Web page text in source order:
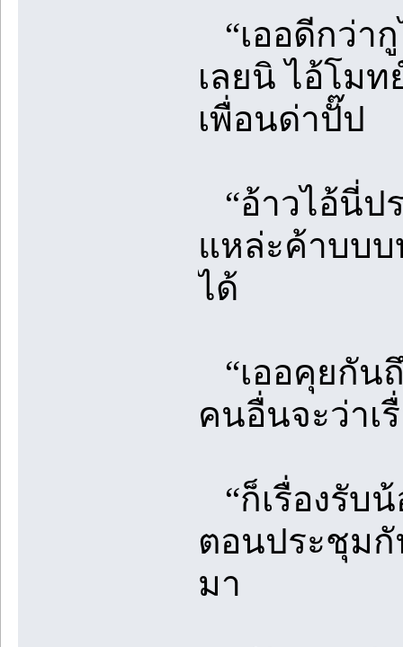
“เออดีกว่า
เลยนิ ไอ้โม
เพื่อนด่าปั๊ป
“อ้าวไอ้นี่ป
แหล่ะค้าบบบ
ได้
“เออคุยกัน
คนอื่นจะว่าเ
“ก็เรื่องรับ
ตอนประชุม
มา